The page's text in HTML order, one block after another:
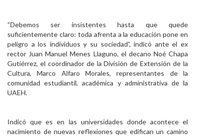
“Debemos ser insistentes hasta que quede
suficientemente claro: toda afrenta a la educación pone en
peligro a los individuos y su sociedad”, indicó ante el ex
rector Juan Manuel Menes Llaguno, el decano Noé Chapa
Gutiérrez, el coordinador de la División de Extensión de la
Cultura, Marco Alfaro Morales, representantes de la
comunidad estudiantil, académica y administrativa de la
UAEH.
Indicó que es en las universidades donde acontece el
nacimiento de nuevas reflexiones que edifican un camino